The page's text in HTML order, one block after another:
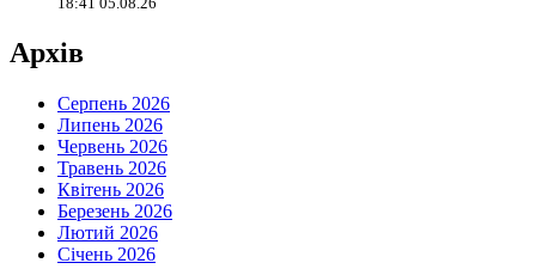
Архів
Серпень 2026
Липень 2026
Червень 2026
Травень 2026
Квітень 2026
Березень 2026
Лютий 2026
Січень 2026